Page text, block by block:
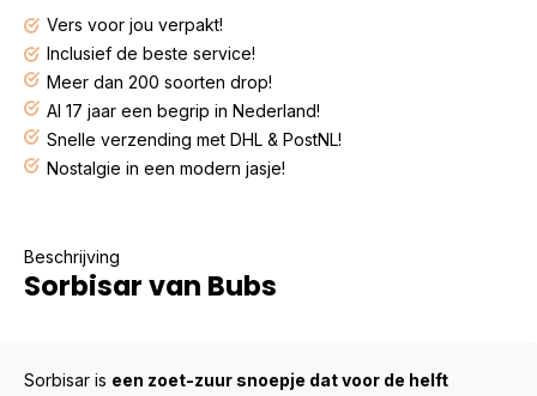
Vers voor jou verpakt!
Inclusief de beste service!
Meer dan 200 soorten drop!
Al 17 jaar een begrip in Nederland!
Snelle verzending met DHL & PostNL!
Nostalgie in een modern jasje!
Beschrijving
Sorbisar van Bubs
Sorbisar is een zoet-zuur snoepje dat voor de helft